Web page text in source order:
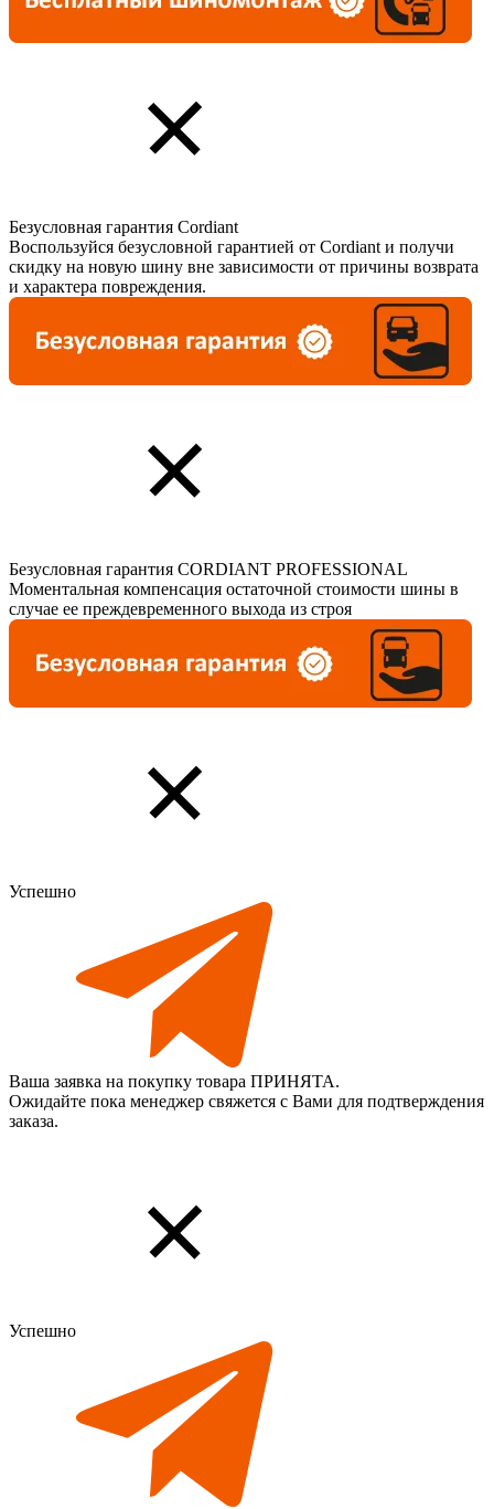
Безусловная гарантия Cordiant
Воспользуйся безусловной гарантией от Cordiant и получи
скидку на новую шину вне зависимости от причины возврата
и характера повреждения.
Безусловная гарантия CORDIANT PROFESSIONAL
Моментальная компенсация остаточной стоимости шины в
случае ее преждевременного выхода из строя
Успешно
Ваша заявка на покупку товара ПРИНЯТА.
Ожидайте пока менеджер свяжется с Вами для подтверждения
заказа.
Успешно